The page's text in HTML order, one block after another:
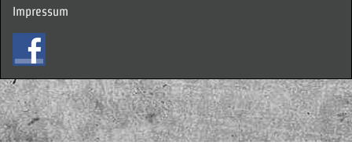
Impressum